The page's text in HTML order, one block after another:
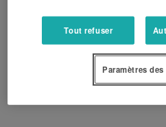
Tout refuser
Paramètres